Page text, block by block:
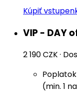
Kúpiť
VIP - DAY
2 190 CZK·
(min. 1